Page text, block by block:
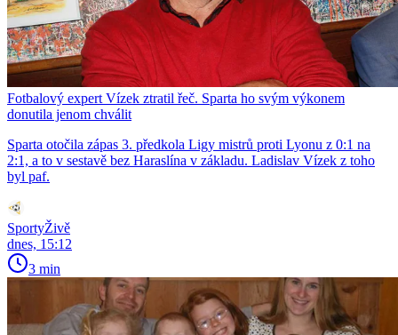
Fotbalový expert Vízek ztratil řeč. Sparta ho svým výkonem
donutila jenom chválit
Sparta otočila zápas 3. předkola Ligy mistrů proti Lyonu z 0:1 na
2:1, a to v sestavě bez Haraslína v základu. Ladislav Vízek z toho
byl paf.
SportyŽivě
dnes, 15:12
3 min